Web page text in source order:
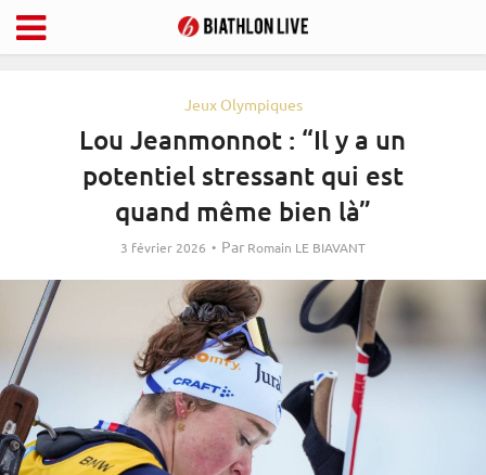
Jeux Olympiques
Lou Jeanmonnot : “Il y a un
potentiel stressant qui est
quand même bien là”
3 février 2026 Par Romain LE BIAVANT